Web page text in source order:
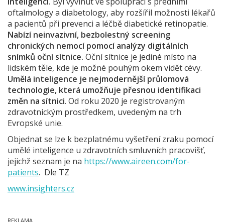
oftalmology a diabetology, aby rozšířil možnosti lékařů
a pacientů při prevenci a léčbě diabetické retinopatie.
Nabízí neinvazivní, bezbolestný screening
chronických nemocí pomocí analýzy digitálních
snímků oční sítnice. Oční sítnice je jediné místo na
lidském těle, kde je možné pouhým okem vidět cévy.
Umělá inteligence je nejmodernější průlomová
technologie, která umožňuje přesnou identifikaci
změn na sítnici. Od roku 2020 je registrovaným
zdravotnickým prostředkem, uvedeným na trh
Evropské unie.
Objednat se lze k bezplatnému vyšetření zraku pomocí
umělé inteligence u zdravotních smluvních pracovišť,
jejichž seznam je na https://www.aireen.com/for-
patients. Dle TZ
www.insighters.cz